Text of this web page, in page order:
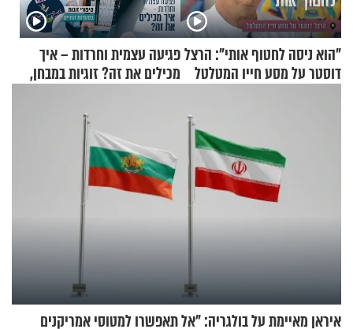
"הוא ניסה לחטוף אותי": הרצל
דוסטר על מסע חייו המטלטל
פגיעה עצמית וחרדות – איך
מכילים את זה? זוגיות במבחן,
איראן מאיימת על בולגריה: "אל תאפשרו למטוסי אמריקנים